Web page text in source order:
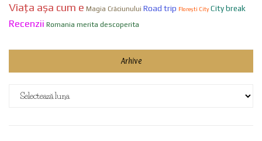
Viaţa aşa cum e Magia Crăciunului Road trip Florești City City break
Recenzii Romania merita descoperita
Arhive